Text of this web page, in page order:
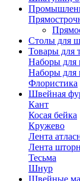
Столы для
Товары для
Наборы для
Наборы для
Флористика
Швейная
Кант
Косая бейка
Кружево
Лента
Лента
Тесьма
Шнур
Швейные